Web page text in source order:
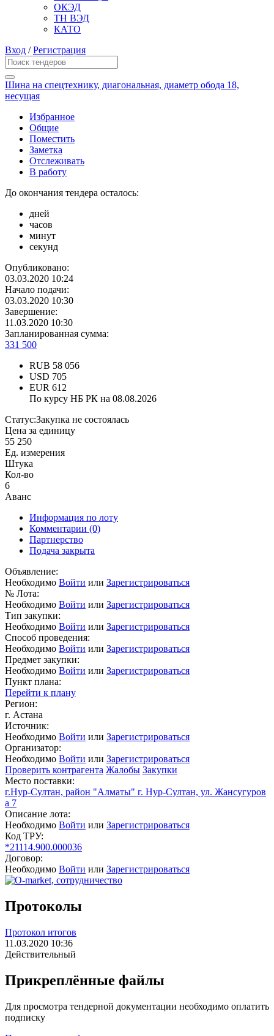
ОКЭД
ТН ВЭД
КАТО
Вход /Регистрация
Шина на спецтехнику, диагональная, диаметр обода 18,
несущая
Избранное
Общие
Поместить
Заметка
Отслеживать
В работу
До окончания тендера осталось:
дней
часов
минут
секунд
Опубликовано:
03.03.2020 10:24
Начало подачи:
03.03.2020 10:30
Завершение:
11.03.2020 10:30
Запланированная сумма:
331 500
RUB 58 056
USD 705
EUR 612
По курсу НБ РК на 08.08.2026
Статус:Закупка не состоялась
Цена за единицу
55 250
Ед. измерения
Штука
Кол-во
6
Аванс
Информация по лоту
Комментарии (0)
Партнерство
Подача закрыта
Объявление:
Необходимо Войти или Зарегистрироваться
№ Лота:
Необходимо Войти или Зарегистрироваться
Тип закупки:
Необходимо Войти или Зарегистрироваться
Способ проведения:
Необходимо Войти или Зарегистрироваться
Предмет закупки:
Необходимо Войти или Зарегистрироваться
Пункт плана:
Перейти к плану
Регион:
г. Астана
Источник:
Необходимо Войти или Зарегистрироваться
Организатор:
Необходимо Войти или Зарегистрироваться
Проверить контрагента Жалобы Закупки
Место поставки:
г.Нур-Султан, район "Алматы" г. Нур-Султан, ул. Жансугуров
а 7
Описание лота:
Необходимо Войти или Зарегистрироваться
Код ТРУ:
*21114.900.000036
Договор:
Необходимо Войти или Зарегистрироваться
Протоколы
Протокол итогов
11.03.2020 10:36
Действительный
Прикреплённые файлы
Для просмотра тендерной документации необходимо оплатить
подписку